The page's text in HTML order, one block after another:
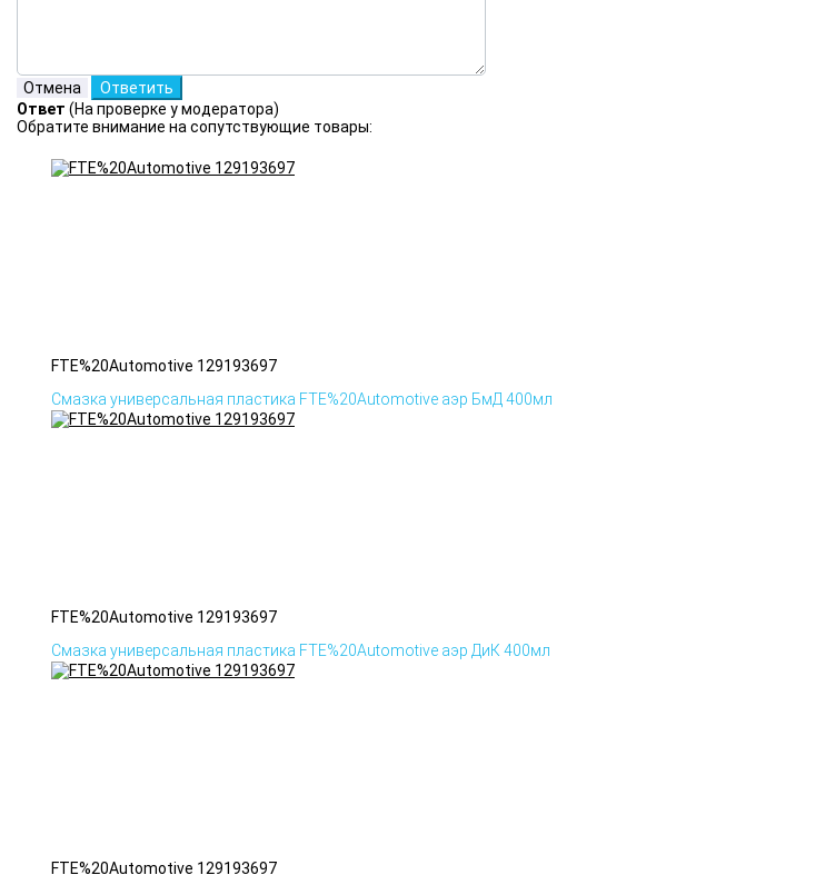
Ответ (На проверке у модератора)
Обратите внимание на сопутствующие товары:
FTE%20Automotive 129193697
Смазка универсальная пластика FTE%20Automotive аэр БмД 400мл
FTE%20Automotive 129193697
Смазка универсальная пластика FTE%20Automotive аэр ДиК 400мл
FTE%20Automotive 129193697